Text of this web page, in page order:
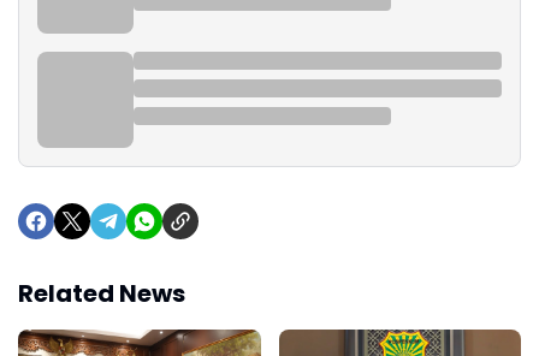
Related News